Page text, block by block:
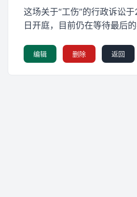
这场关于“工伤”的行政诉讼
日开庭，目前仍在等待最后的
编辑 删除 返回